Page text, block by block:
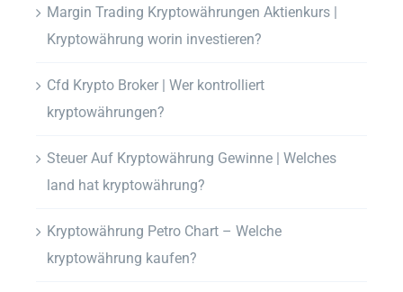
Margin Trading Kryptowährungen Aktienkurs |
Kryptowährung worin investieren?
Cfd Krypto Broker | Wer kontrolliert
kryptowährungen?
Steuer Auf Kryptowährung Gewinne | Welches
land hat kryptowährung?
Kryptowährung Petro Chart – Welche
kryptowährung kaufen?